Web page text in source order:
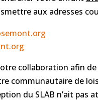
aux adresses
collaboration afin
communautaire de
du SLAB n’ait